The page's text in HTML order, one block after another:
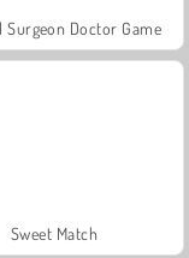
Surgeon Doctor Game
Sweet Match